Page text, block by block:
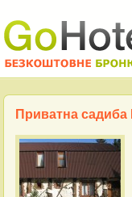
Приватна садиба